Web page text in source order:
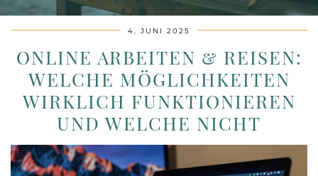
4. JUNI 2025
ONLINE ARBEITEN & REISEN:
WELCHE MÖGLICHKEITEN
WIRKLICH FUNKTIONIEREN
UND WELCHE NICHT